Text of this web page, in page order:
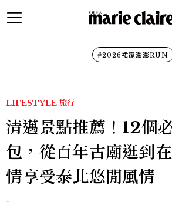
#2026裙襬澎澎RUN
LIFESTYLE 旅行
清邁景點推薦！12個
包，從百年古廟逛到
情享受泰北悠閒風情